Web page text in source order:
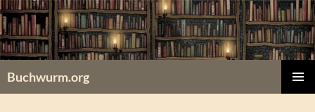
Zum
Inhalt
springen
Buchwurm.org